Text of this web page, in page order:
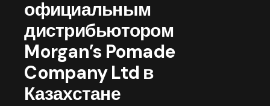
официальным
дистрибьютором
Morgan’s Pomade
Company Ltd в
Казахстане